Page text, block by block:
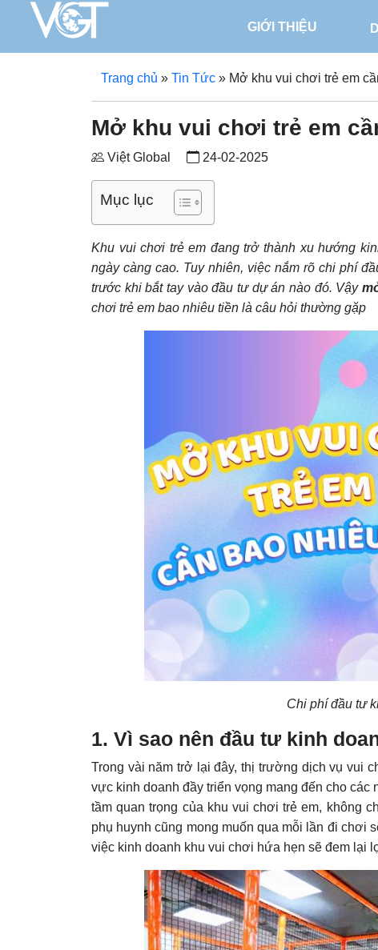
GIỚI THIỆU
Trang chủ » Tin Tức » Mở khu vui chơi trẻ em
Mở khu vui chơi trẻ em
Việt Global 24-02-2025
Mục lục
Khu vui chơi trẻ em đang trở thành xu hướng
ngày càng cao. Tuy nhiên, việc nắm rõ chi phí
trước khi bắt tay vào đầu tư dự án nào đó. Vậy
chơi trẻ em bao nhiêu tiền là câu hỏi thường gặp
Chi phí đầu tư
1. Vì sao nên đầu tư kinh
Trong vài năm trở lại đây, thị trường dịch vụ vui
vực kinh doanh đầy triển vọng mang đến cho
tầm quan trọng của khu vui chơi trẻ em, không
phụ huynh cũng mong muốn qua mỗi lần đi chơi
việc kinh doanh khu vui chơi hứa hẹn sẽ đem lại